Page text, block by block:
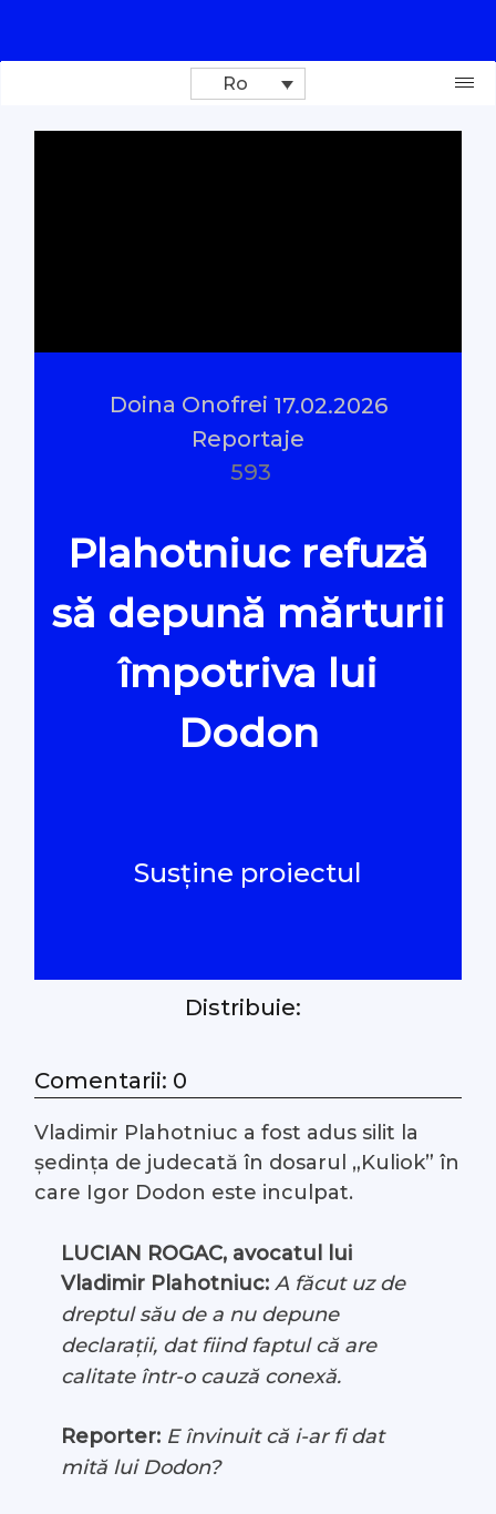
Documentare
Oamenii Legii
#Verificat
#PeScurt din Parlament
Despre noi
Contacte
Ro
Doina Onofrei 17.02.2026
Reportaje
593
Plahotniuc refuză
să depună mărturii
împotriva lui
Dodon
Susține proiectul
Distribuie:
Comentarii: 0
Vladimir Plahotniuc a fost adus silit la
ședința de judecată în dosarul „Kuliok” în
care Igor Dodon este inculpat.
LUCIAN ROGAC, avocatul lui
Vladimir Plahotniuc:A făcut uz de
dreptul său de a nu depune
declarații, dat fiind faptul că are
calitate într-o cauză conexă.
Reporter: E învinuit că i-ar fi dat
mită lui Dodon?